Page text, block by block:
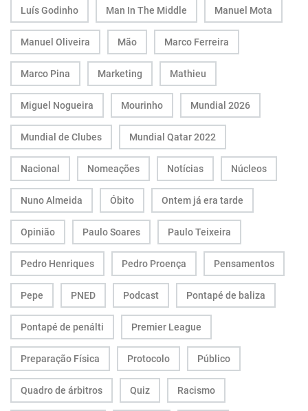
Luís Godinho Man In The Middle Manuel Mota
Manuel Oliveira Mão Marco Ferreira
Marco Pina Marketing Mathieu
Miguel Nogueira Mourinho Mundial 2026
Mundial de Clubes Mundial Qatar 2022
Nacional Nomeações Notícias Núcleos
Nuno Almeida Óbito Ontem já era tarde
Opinião Paulo Soares Paulo Teixeira
Pedro Henriques Pedro Proença Pensamentos
Pepe PNED Podcast Pontapé de baliza
Pontapé de penálti Premier League
Preparação Física Protocolo Público
Quadro de árbitros Quiz Racismo